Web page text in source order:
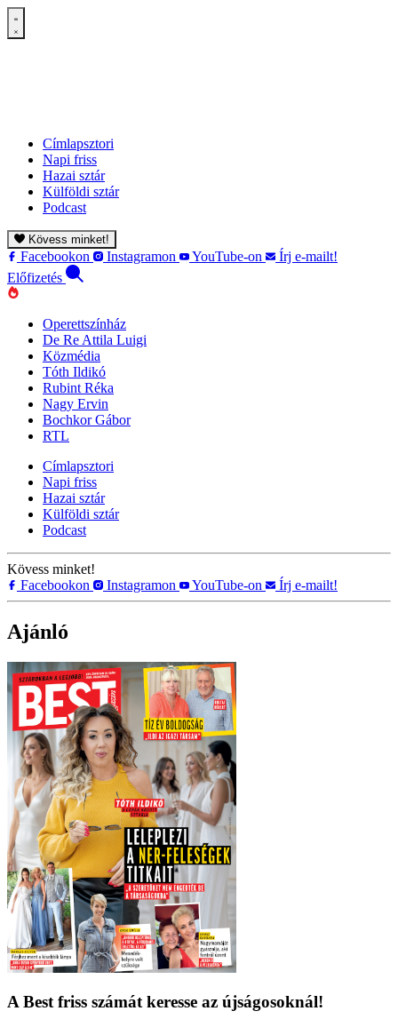
Címlapsztori
Napi friss
Hazai sztár
Külföldi sztár
Podcast
Kövess minket!
Facebookon Instagramon YouTube-on
Írj e-mailt!
Előfizetés
Operettszínház
De Re Attila Luigi
Közmédia
Tóth Ildikó
Rubint Réka
Nagy Ervin
Bochkor Gábor
RTL
Címlapsztori
Napi friss
Hazai sztár
Külföldi sztár
Podcast
Kövess minket!
Facebookon
Instagramon YouTube-on Írj e-mailt!
Ajánló
A Best friss számát keresse az újságosoknál!